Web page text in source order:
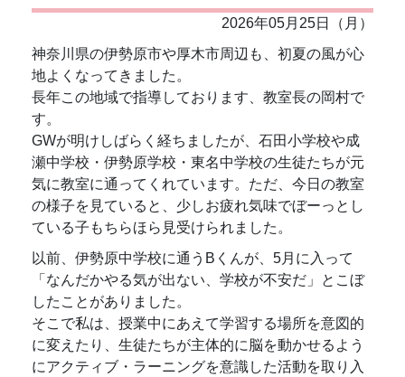
2026年05月25日（月）
神奈川県の伊勢原市や厚木市周辺も、初夏の風が心
地よくなってきました。
長年この地域で指導しております、教室長の岡村で
す。
GWが明けしばらく経ちましたが、石田小学校や成
瀬中学校・伊勢原学校・東名中学校の生徒たちが元
気に教室に通ってくれています。ただ、今日の教室
の様子を見ていると、少しお疲れ気味でぼーっとし
ている子もちらほら見受けられました。
以前、伊勢原中学校に通うBくんが、5月に入って
「なんだかやる気が出ない、学校が不安だ」とこぼ
したことがありました。
そこで私は、授業中にあえて学習する場所を意図的
に変えたり、生徒たちが主体的に脳を動かせるよう
にアクティブ・ラーニングを意識した活動を取り入